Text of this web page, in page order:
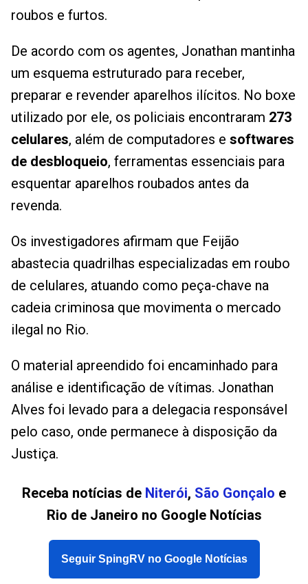
roubos e furtos.
De acordo com os agentes, Jonathan mantinha
um esquema estruturado para receber,
preparar e revender aparelhos ilícitos. No boxe
utilizado por ele, os policiais encontraram 273
celulares, além de computadores e softwares
de desbloqueio, ferramentas essenciais para
esquentar aparelhos roubados antes da
revenda.
Os investigadores afirmam que Feijão
abastecia quadrilhas especializadas em roubo
de celulares, atuando como peça-chave na
cadeia criminosa que movimenta o mercado
ilegal no Rio.
O material apreendido foi encaminhado para
análise e identificação de vítimas. Jonathan
Alves foi levado para a delegacia responsável
pelo caso, onde permanece à disposição da
Justiça.
Receba notícias de Niterói, São Gonçalo e
Rio de Janeiro no Google Notícias
Seguir SpingRV no Google Notícias